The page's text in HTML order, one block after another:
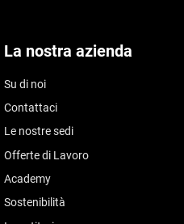
La nostra azienda
Su di noi
Contattaci
Le nostre sedi
Offerte di Lavoro
Academy
Sostenibilità